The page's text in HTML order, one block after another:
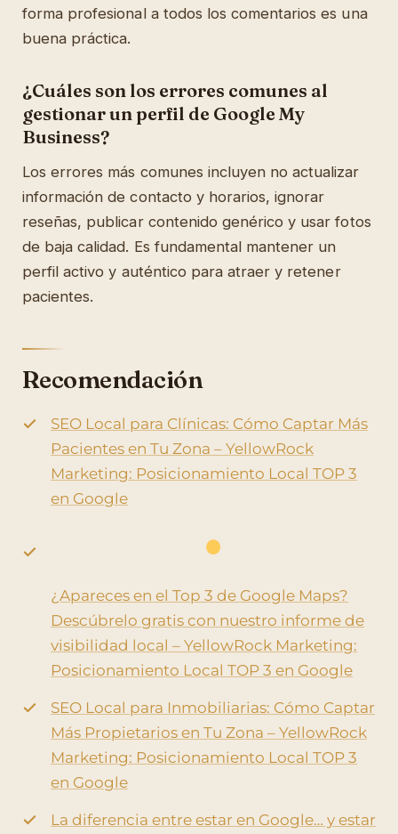
forma profesional a todos los comentarios es una
buena práctica.
¿Cuáles son los errores comunes al
gestionar un perfil de Google My
Business?
Los errores más comunes incluyen no actualizar
información de contacto y horarios, ignorar
reseñas, publicar contenido genérico y usar fotos
de baja calidad. Es fundamental mantener un
perfil activo y auténtico para atraer y retener
pacientes.
Recomendación
SEO Local para Clínicas: Cómo Captar Más
Pacientes en Tu Zona – YellowRock
Marketing: Posicionamiento Local TOP 3
en Google
¿Apareces en el Top 3 de Google Maps?
Descúbrelo gratis con nuestro informe de
visibilidad local – YellowRock Marketing:
Posicionamiento Local TOP 3 en Google
SEO Local para Inmobiliarias: Cómo Captar
Más Propietarios en Tu Zona – YellowRock
Marketing: Posicionamiento Local TOP 3
en Google
La diferencia entre estar en Google… y estar